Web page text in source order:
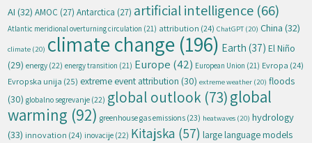
AI (32) AMOC (27) Antarctica (27) artificial intelligence (66)
Atlantic meridional overturning circulation (21) attribution (24) ChatGPT (20) China (32)
climate (20) climate change (196) Earth (37) El Niño
(29) energy (22) energy transition (21) Europe (42) European Union (21) Evropa (24)
Evropska unija (25) extreme event attribution (30) extreme weather (20) floods
(30) globalno segrevanje (22) global outlook (73)global
warming (92) greenhouse gas emissions (23) heatwaves (20) hydrology
(33) innovation (24) inovacije (22) Kitajska (57) large language models